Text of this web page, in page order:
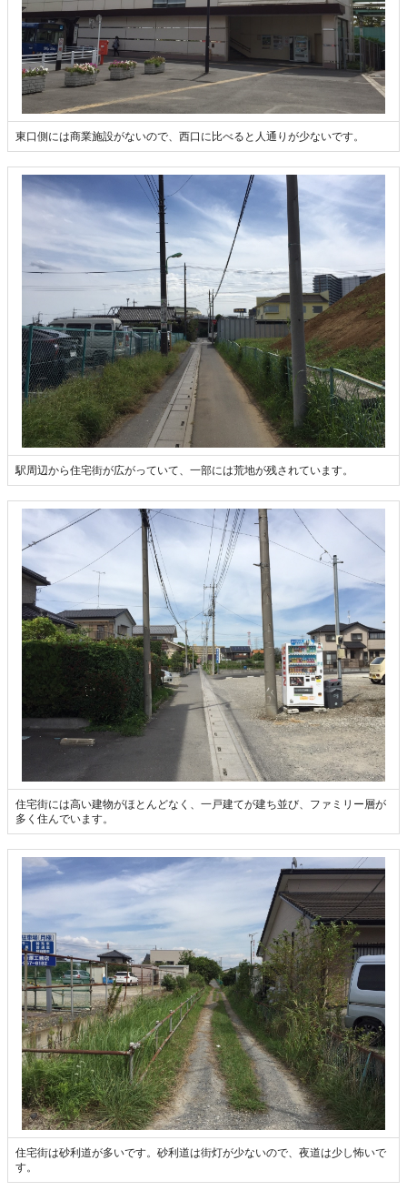
東口側には商業施設がないので、西口に比べると人通りが少ないです。
駅周辺から住宅街が広がっていて、一部には荒地が残されています。
住宅街には高い建物がほとんどなく、一戸建てが建ち並び、ファミリー層が
多く住んでいます。
住宅街は砂利道が多いです。砂利道は街灯が少ないので、夜道は少し怖いで
す。